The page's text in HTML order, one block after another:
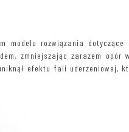
modelu rozwiązania dotyczące
zmniejszając zarazem opór
efektu fali uderzeniowej,